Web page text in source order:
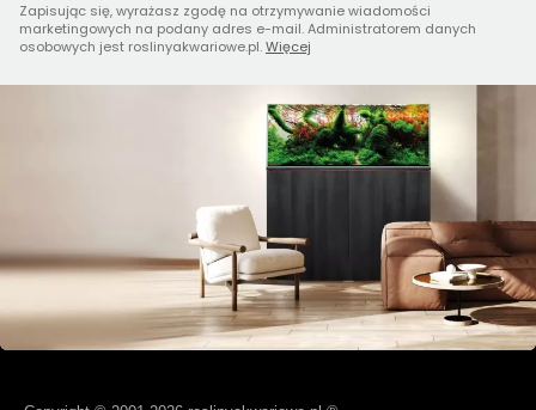
Zapisując się, wyrażasz zgodę na otrzymywanie wiadomości
marketingowych na podany adres e-mail. Administratorem danych
osobowych jest roslinyakwariowe.pl.Więcej